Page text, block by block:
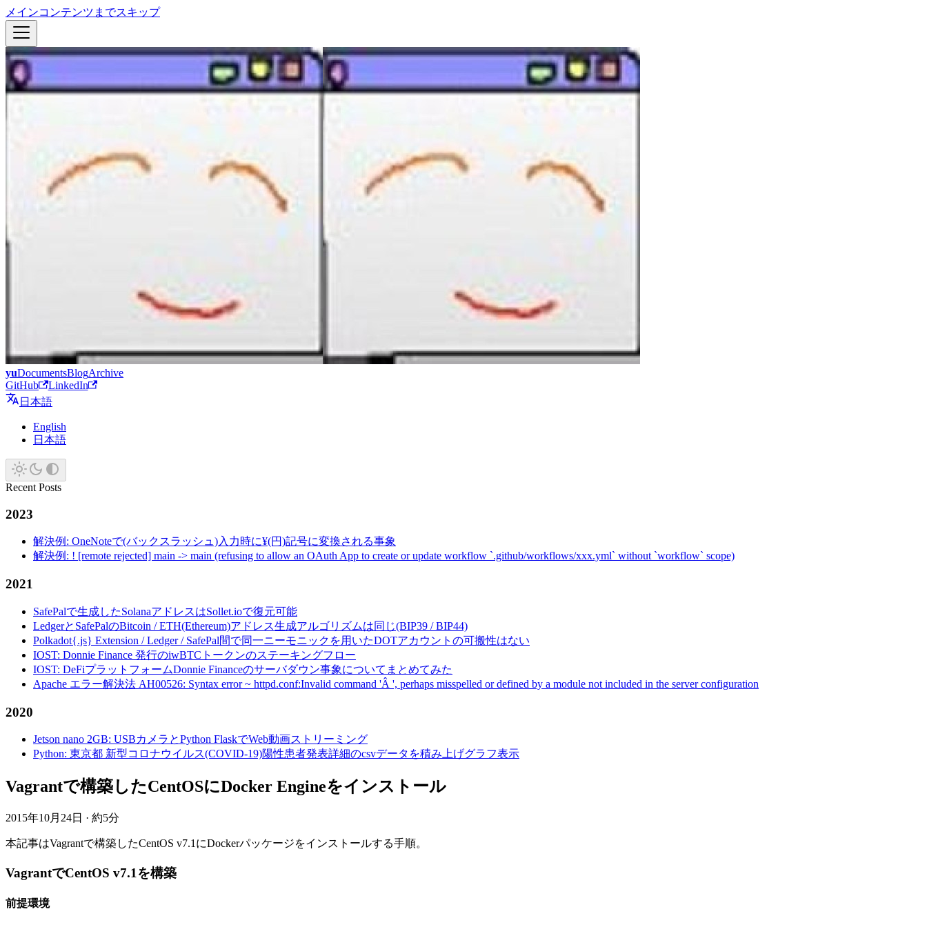
メインコンテンツまでスキップ
yuDocumentsBlogArchive
GitHub
LinkedIn
日本語
English
日本語
Recent Posts
2023
解決例: OneNoteで(バックスラッシュ)入力時に¥(円)記号に変換される事象
解決例: ! [remote rejected] main -> main (refusing to allow an OAuth App to create or update workflow `.github/workflows/xxx.yml` without `workflow` scope)
2021
SafePalで生成したSolanaアドレスはSollet.ioで復元可能
LedgerとSafePalのBitcoin / ETH(Ethereum)アドレス生成アルゴリズムは同じ(BIP39 / BIP44)
Polkadot{.js} Extension / Ledger / SafePal間で同一ニーモニックを用いたDOTアカウントの可搬性はない
IOST: Donnie Finance 発行のiwBTCトークンのステーキングフロー
IOST: DeFiプラットフォームDonnie Financeのサーバダウン事象についてまとめてみた
Apache エラー解決法 AH00526: Syntax error ~ httpd.conf:Invalid command 'Â ', perhaps misspelled or defined by a module not included in the server configuration
2020
Jetson nano 2GB: USBカメラとPython FlaskでWeb動画ストリーミング
Python: 東京都 新型コロナウイルス(COVID-19)陽性患者発表詳細のcsvデータを積み上げグラフ表示
Vagrantで構築したCentOSにDocker Engineをインストール
2015年10月24日 · 約5分
本記事はVagrantで構築したCentOS v7.1にDockerパッケージをインストールする手順。
VagrantでCentOS v7.1を構築
前提環境